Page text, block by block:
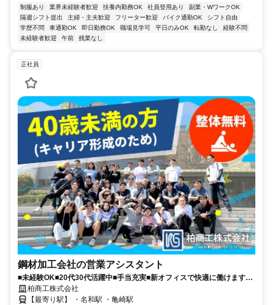
制服あり 業界未経験者歓迎 扶養内勤務OK 社員登用あり
副業・WワークOK
隔週シフト提出
主婦・主夫歓迎 フリーター歓迎 バイク通勤OK
シフト自由
学歴不問
車通勤OK 即日勤務OK 職場見学可 平日のみOK 転勤なし
経験不問
未経験者歓迎
午前 残業なし
正社員
鋼材加工会社の営業アシスタント
■未経験OK■20代30代活躍中■手当充実■新オフィスで快適に働けます■
賞与年2〜3回(前年実績4.0ヶ月)
柏商工株式会社
【最寄り駅】 ・名和駅 ・亀崎駅